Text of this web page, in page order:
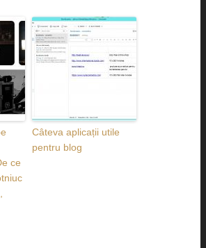
ce
Câteva aplicații utile
pentru blog